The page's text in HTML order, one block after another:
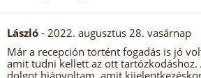
László - 2022. augusztus 28. vasárnap
Már a recepción történt fogadás is jó
amit tudni kellett az ott tartózkodáshoz.
dolgot hiányoltam, amit